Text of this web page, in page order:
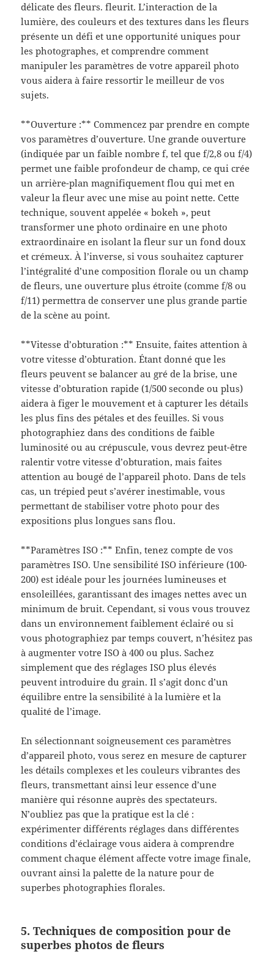
délicate des fleurs. fleurit. L’interaction de la
lumière, des couleurs et des textures dans les fleurs
présente un défi et une opportunité uniques pour
les photographes, et comprendre comment
manipuler les paramètres de votre appareil photo
vous aidera à faire ressortir le meilleur de vos
sujets.
**Ouverture :** Commencez par prendre en compte
vos paramètres d’ouverture. Une grande ouverture
(indiquée par un faible nombre f, tel que f/2,8 ou f/4)
permet une faible profondeur de champ, ce qui crée
un arrière-plan magnifiquement flou qui met en
valeur la fleur avec une mise au point nette. Cette
technique, souvent appelée « bokeh », peut
transformer une photo ordinaire en une photo
extraordinaire en isolant la fleur sur un fond doux
et crémeux. À l’inverse, si vous souhaitez capturer
l’intégralité d’une composition florale ou un champ
de fleurs, une ouverture plus étroite (comme f/8 ou
f/11) permettra de conserver une plus grande partie
de la scène au point.
**Vitesse d’obturation :** Ensuite, faites attention à
votre vitesse d’obturation. Étant donné que les
fleurs peuvent se balancer au gré de la brise, une
vitesse d’obturation rapide (1/500 seconde ou plus)
aidera à figer le mouvement et à capturer les détails
les plus fins des pétales et des feuilles. Si vous
photographiez dans des conditions de faible
luminosité ou au crépuscule, vous devrez peut-être
ralentir votre vitesse d’obturation, mais faites
attention au bougé de l’appareil photo. Dans de tels
cas, un trépied peut s’avérer inestimable, vous
permettant de stabiliser votre photo pour des
expositions plus longues sans flou.
**Paramètres ISO :** Enfin, tenez compte de vos
paramètres ISO. Une sensibilité ISO inférieure (100-
200) est idéale pour les journées lumineuses et
ensoleillées, garantissant des images nettes avec un
minimum de bruit. Cependant, si vous vous trouvez
dans un environnement faiblement éclairé ou si
vous photographiez par temps couvert, n’hésitez pas
à augmenter votre ISO à 400 ou plus. Sachez
simplement que des réglages ISO plus élevés
peuvent introduire du grain. Il s’agit donc d’un
équilibre entre la sensibilité à la lumière et la
qualité de l’image.
En sélectionnant soigneusement ces paramètres
d’appareil photo, vous serez en mesure de capturer
les détails complexes et les couleurs vibrantes des
fleurs, transmettant ainsi leur essence d’une
manière qui résonne auprès des spectateurs.
N’oubliez pas que la pratique est la clé :
expérimenter différents réglages dans différentes
conditions d’éclairage vous aidera à comprendre
comment chaque élément affecte votre image finale,
ouvrant ainsi la palette de la nature pour de
superbes photographies florales.
5. Techniques de composition pour de
superbes photos de fleurs